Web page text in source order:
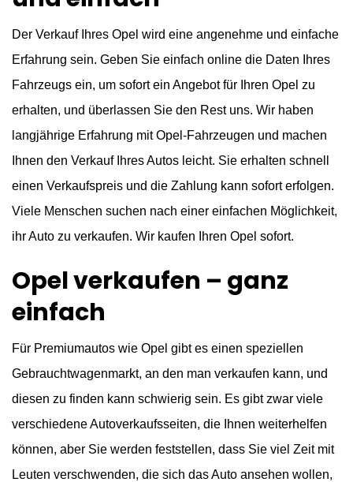
Der Verkauf Ihres Opel wird eine angenehme und einfache
Erfahrung sein. Geben Sie einfach online die Daten Ihres
Fahrzeugs ein, um sofort ein Angebot für Ihren Opel zu
erhalten, und überlassen Sie den Rest uns. Wir haben
langjährige Erfahrung mit Opel-Fahrzeugen und machen
Ihnen den Verkauf Ihres Autos leicht. Sie erhalten schnell
einen Verkaufspreis und die Zahlung kann sofort erfolgen.
Viele Menschen suchen nach einer einfachen Möglichkeit,
ihr Auto zu verkaufen. Wir kaufen Ihren Opel sofort.
Opel verkaufen – ganz
einfach
Für Premiumautos wie Opel gibt es einen speziellen
Gebrauchtwagenmarkt, an den man verkaufen kann, und
diesen zu finden kann schwierig sein. Es gibt zwar viele
verschiedene Autoverkaufsseiten, die Ihnen weiterhelfen
können, aber Sie werden feststellen, dass Sie viel Zeit mit
Leuten verschwenden, die sich das Auto ansehen wollen,